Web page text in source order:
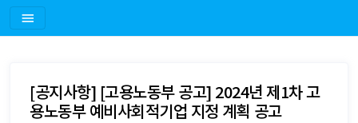
[공지사항] [고용노동부 공고] 2024년 제1차 고
용노동부 예비사회적기업 지정 계획 공고